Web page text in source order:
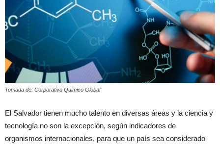
Tomada de: Corporativo Quimico Global
El Salvador tienen mucho talento en diversas áreas y la ciencia y
tecnología no son la excepción, según indicadores de
organismos internacionales, para que un país sea considerado